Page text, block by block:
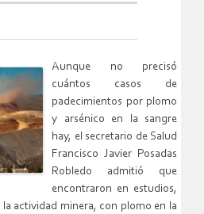
Aunque no precisó
cuántos casos de
padecimientos por plomo
y arsénico en la sangre
hay, el secretario de Salud
Francisco Javier Posadas
Robledo admitió que
encontraron en estudios,
la actividad minera, con plomo en la